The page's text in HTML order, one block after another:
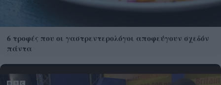
6 τροφές που οι γαστρεντερολόγοι αποφεύγουν σχεδόν
πάντα